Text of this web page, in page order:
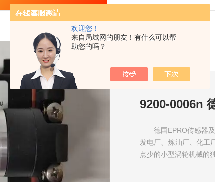
欢迎您！
来自局域网的朋友！有什么可以帮
助您的吗？
9200-0006n
德国EPRO传感器
发电厂、炼油厂、化工
点少的小型涡轮机械的